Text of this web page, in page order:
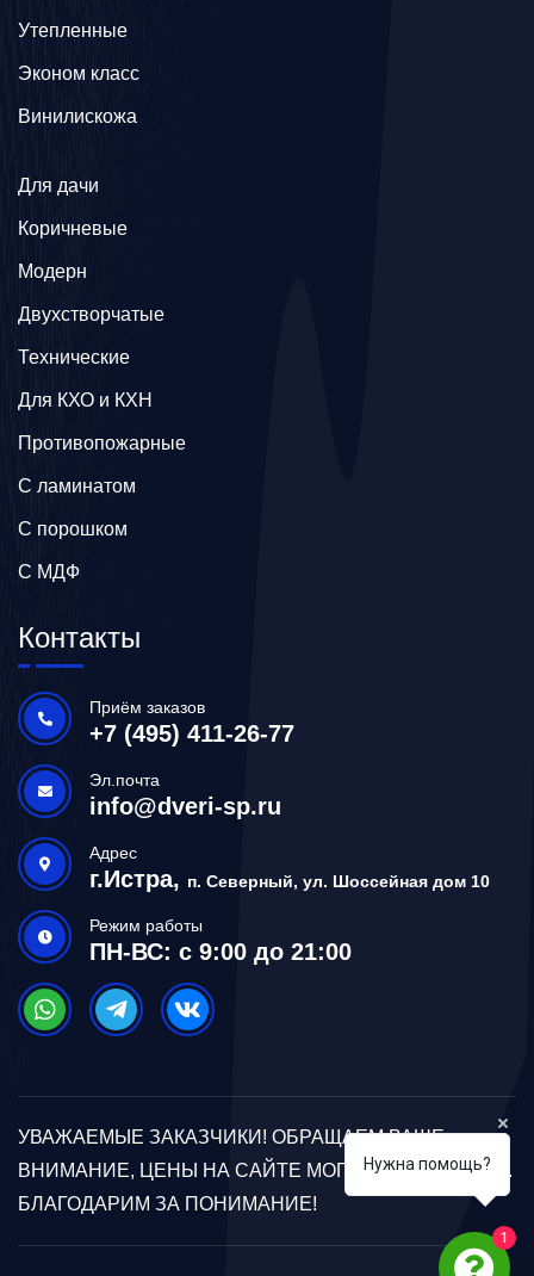
Утепленные
Эконом класс
Винилискожа
Для дачи
Коричневые
Модерн
Двухстворчатые
Технические
Для КХО и КХН
Противопожарные
С ламинатом
С порошком
С МДФ
Контакты
Приём заказов
+7 (495) 411-26-77
Эл.почта
info@dveri-sp.ru
Адрес
г.Истра, п. Северный, ул. Шоссейная дом 10
Режим работы
ПН-ВС: с 9:00 до 21:00
УВАЖАЕМЫЕ ЗАКАЗЧИКИ! ОБРАЩАЕМ ВАШЕ
ВНИМАНИЕ, ЦЕНЫ НА САЙТЕ МОГУТ ОТЛИЧАТЬСЯ.
БЛАГОДАРИМ ЗА ПОНИМАНИЕ!
Нужна помощь?
1